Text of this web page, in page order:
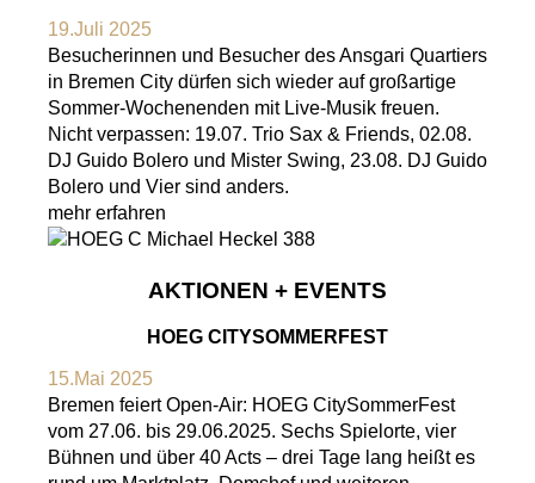
19.Juli 2025
Besucherinnen und Besucher des Ansgari Quartiers
in Bremen City dürfen sich wieder auf großartige
Sommer-Wochenenden mit Live-Musik freuen.
Nicht verpassen: 19.07. Trio Sax & Friends, 02.08.
DJ Guido Bolero und Mister Swing, 23.08. DJ Guido
Bolero und Vier sind anders.
mehr erfahren
AKTIONEN + EVENTS
HOEG CITYSOMMERFEST
15.Mai 2025
Bremen feiert Open-Air: HOEG CitySommerFest
vom 27.06. bis 29.06.2025. Sechs Spielorte, vier
Bühnen und über 40 Acts – drei Tage lang heißt es